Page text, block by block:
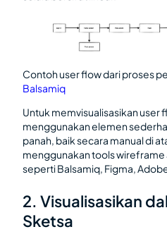
Contoh user flow dari proses
Balsamiq
Untuk memvisualisasikan user
menggunakan elemen
panah, baik secara manual di
menggunakan tools wireframe
seperti Balsamiq, Figma,
2. Visualisasikan
Sketsa